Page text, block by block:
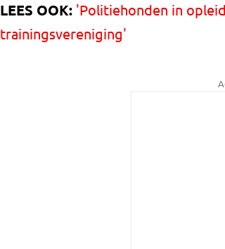
LEES OOK: 'Politiehonden in
trainingsvereniging'